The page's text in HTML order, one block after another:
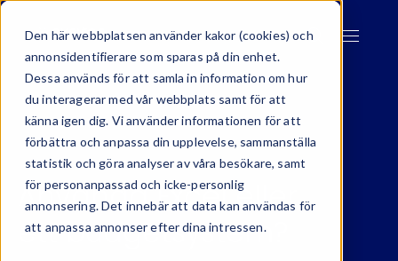
Den här webbplatsen använder kakor (cookies) och
annonsidentifierare som sparas på din enhet.
Dessa används för att samla in information om hur
du interagerar med vår webbplats samt för att
känna igen dig. Vi använder informationen för att
förbättra och anpassa din upplevelse, sammanställa
statistik och göra analyser av våra besökare, samt
för personanpassad och icke-personlig
annonsering. Det innebär att data kan användas för
att anpassa annonser efter dina intressen.
Använda Excel eller
ett budgetsystem?